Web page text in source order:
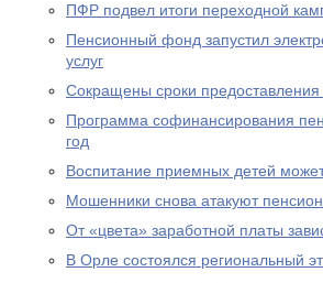
ПФР подвел итоги переходной
Пенсионный фонд запустил
услуг
Сокращены сроки предоставления
Программа софинансирования
год
Воспитание приемных детей
Мошенники снова атакуют
От «цвета» заработной платы
В Орле состоялся региональный